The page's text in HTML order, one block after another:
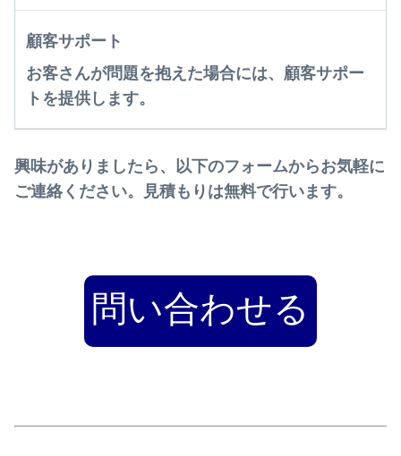
顧客サポート
お客さんが問題を抱えた場合には、顧客サポー
トを提供します。
興味がありましたら、以下のフォームからお気軽に
ご連絡ください。見積もりは無料で行います。